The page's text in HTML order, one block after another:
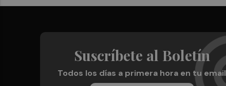
Suscríbete al Boletín
Todos los días a primera hora en tu email